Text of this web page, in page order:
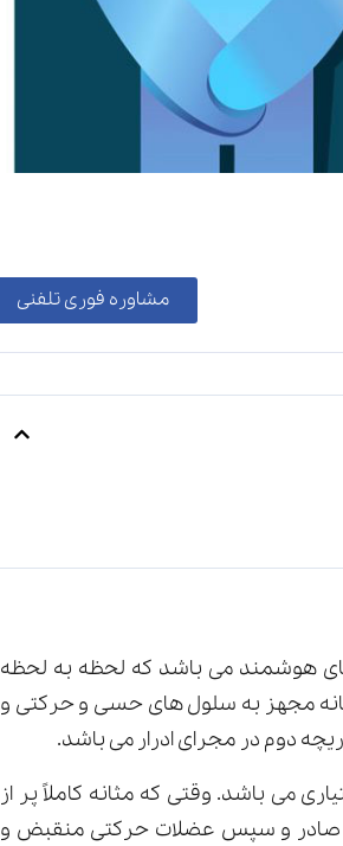
مشاوره فوری تلفنی
هوشمند می باشد که لحظه به لحظه
مجهز به سلول های حسی و حرکتی و
دوم در مجرای ادرار می باشد.
می باشد. وقتی که مثانه کاملاً پر از
صادر و سپس عضلات حرکتی منقبض و